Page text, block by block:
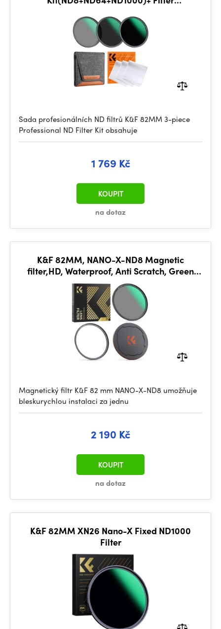
Sada profesionálních ND filtrů K&F 82MM 3-piece
Professional ND Filter Kit obsahuje
1 769 Kč
na dotaz
KOUPIT
K&F 82MM, NANO-X-ND8 Magnetic
filter,HD, Waterproof, Anti Scratch, Green
Coated,with magnetic attachment
Magnetický filtr K&F 82 mm NANO-X-ND8 umožňuje
bleskurychlou instalaci za jednu
2 190 Kč
na dotaz
KOUPIT
K&F 82MM XN26 Nano-X Fixed ND1000
Filter